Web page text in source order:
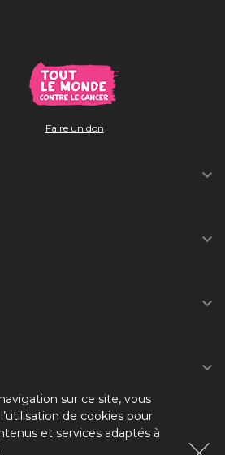
Faire un don




sur ce site, vous
de cookies pour
et services adaptés à